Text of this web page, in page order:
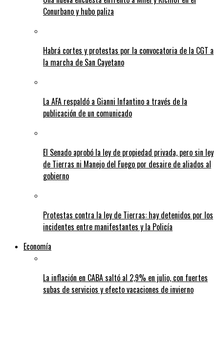
Conurbano y hubo paliza
Habrá cortes y protestas por la convocatoria de la CGT a
la marcha de San Cayetano
La AFA respaldó a Gianni Infantino a través de la
publicación de un comunicado
El Senado aprobó la ley de propiedad privada, pero sin ley
de Tierras ni Manejo del Fuego por desaire de aliados al
gobierno
Protestas contra la ley de Tierras: hay detenidos por los
incidentes entre manifestantes y la Policía
Economía
La inflación en CABA saltó al 2,9% en julio, con fuertes
subas de servicios y efecto vacaciones de invierno